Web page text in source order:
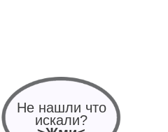
Не нашли что
искали?